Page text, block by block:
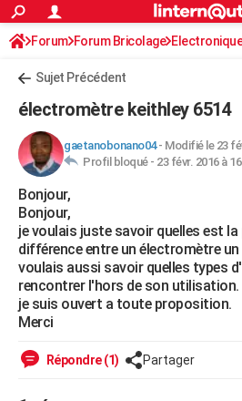
ACTUALITÉS
Politique
Société
Faits Divers
Education
Monde
Villes
+
FINANCE
Retraite
Impôts
Epargne
Immobilier
Risques naturels par ville
Banque
Assurance
Crédit
AUTO
Essais
Réserver un essai
Citadines
Berlines
SUV
Forum auto
+HIGH-TECH
Mobiles
Meilleur smartphone
Internet
Ordinateurs
Jeux vidéo
Guide high-tech
+BRICOLAGE
Forum
Aménagement intérieur
Extérieur
Cuisine
Salle de bains
Jardinage
Rangement
WEEK-END
Guides de France
Escapades
Patrimoine
Expositions
Musées
Week-end nature
+LIFESTYLE
Art de vivre
Bien-être
Loisirs
Mode
Modes de vie
SANTE
S'inscrire
Connexion
Forum Forum Bricolage Electronique
Sujet Précédent
électromètre keithley 6514
gaetanobonano04- Modifié le 23
Profil bloqué - 23 févr. 2016 à
Bonjour,
Bonjour,
je voulais juste savoir quelles est
différence entre un électromètre
voulais aussi savoir quelles types
rencontrer l'hors de son utilisation.
je suis ouvert a toute proposition.
Merci
Répondre (1) Partager